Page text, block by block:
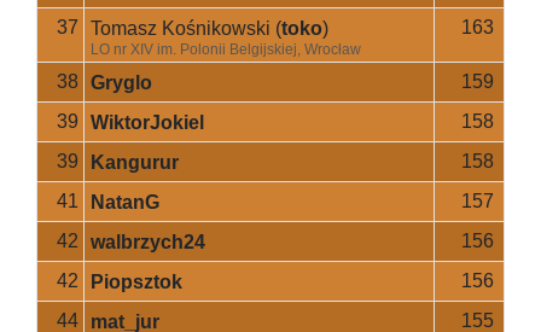
37
Tomasz Kośnikowski (toko)
LO nr XIV im. Polonii Belgijskiej, Wrocław
163
38 Gryglo
159
39
WiktorJokiel
158
39
Kangurur
158
41
NatanG
157
42
walbrzych24
156
42
Piopsztok
156
44
mat_jur
155